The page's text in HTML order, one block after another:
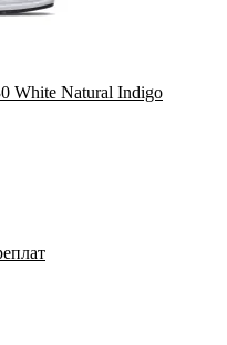
White Natural Indigo